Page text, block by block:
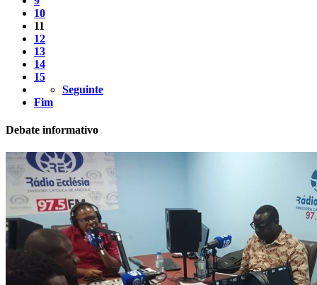
10
11
12
13
14
15
Seguinte
Fim
Debate informativo